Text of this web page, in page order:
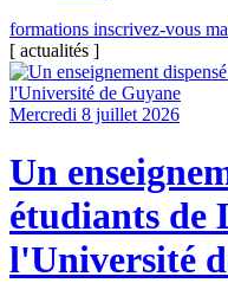
formations inscrivez-vous
[ actualités ]
Mercredi 8 juillet 2026
Un
étudiants de
l'Université